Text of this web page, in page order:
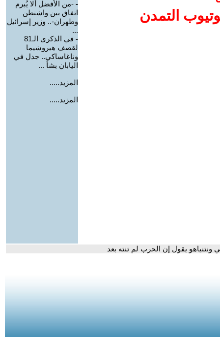
التمدن
- -من الأفضل ألا يُبرم
اتفاق بين واشنطن
وطهران-.. وزير إسرائيل
...
-
في الذكرى الـ81
لقصف هيروشيما
وناغاساكي.. جدل في
اليابان بشأ ...
المزيد.....
المزيد.....
ونتنياهو يقول إن الحرب لم تنته بعد